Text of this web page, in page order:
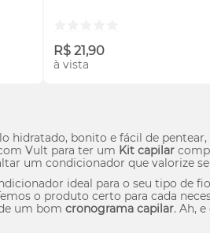
R$ 21,90
à vista
hidratado, bonito e fácil de
Vult para ter um Kit capilar
um condicionador que valorize
ideal para o seu tipo de
o produto certo para cada
um bomcronograma capilar. Ah,